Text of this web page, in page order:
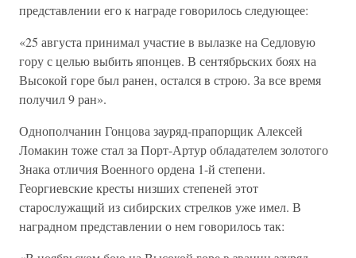
представлении его к награде говорилось следующее:
«25 августа принимал участие в вылазке на Седловую
гору с целью выбить японцев. В сентябрьских боях на
Высокой горе был ранен, остался в строю. За все время
получил 9 ран».
Однополчанин Гонцова зауряд-прапорщик Алексей
Ломакин тоже стал за Порт-Артур обладателем золотого
Знака отличия Военного ордена 1-й степени.
Георгиевские кресты низших степеней этот
старослужащий из сибирских стрелков уже имел. В
наградном представлении о нем говорилось так: